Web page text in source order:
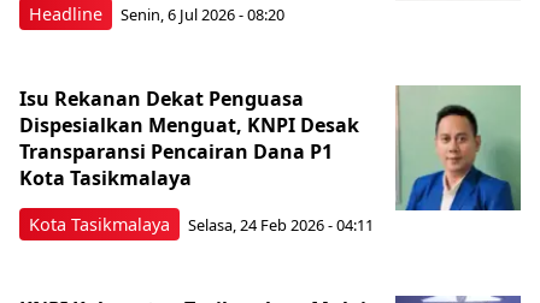
Headline Senin, 6 Jul 2026 - 08:20
Kota Tasikmalaya
Isu Rekanan Dekat Penguasa
Dispesialkan Menguat, KNPI Desak
Transparansi Pencairan Dana P1
Kota Tasikmalaya
Selasa, 24 Feb 2026 - 04:11